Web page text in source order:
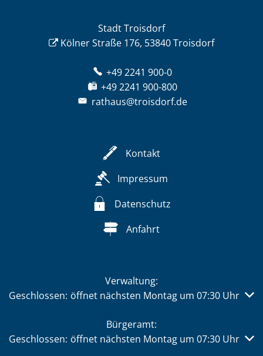
Stadt Troisdorf
Kölner Straße 176, 53840 Troisdorf
+49 2241 900-0
+49 2241 900-800
rathaus@troisdorf.de
Kontakt
Impressum
Datenschutz
Anfahrt
Verwaltung:
Klicken, um weitere Öffnungs- oder Schließzeiten
Geschlossen: öffnet nächsten Montag um 07:30 Uhr
Bürgeramt:
Klicken, um weitere Öffnungs- oder Schließzeiten
Geschlossen: öffnet nächsten Montag um 07:30 Uhr